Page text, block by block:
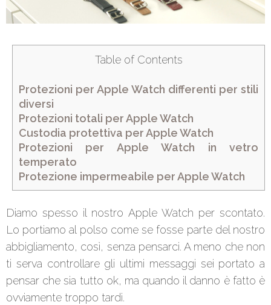
Table of Contents
Protezioni per Apple Watch differenti per stili
diversi
Protezioni totali per Apple Watch
Custodia protettiva per Apple Watch
Protezioni per Apple Watch in vetro
temperato
Protezione impermeabile per Apple Watch
Diamo spesso il nostro Apple Watch per scontato.
Lo portiamo al polso come se fosse parte del nostro
abbigliamento, così, senza pensarci. A meno che non
ti serva controllare gli ultimi messaggi sei portato a
pensar che sia tutto ok, ma quando il danno è fatto è
ovviamente troppo tardi.